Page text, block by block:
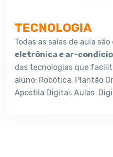
TECNOLOGIA
Todas as salas de aula
eletrônica e ar-
das tecnologias que
aluno: Robótica, Plantão
Apostila Digital, Aulas